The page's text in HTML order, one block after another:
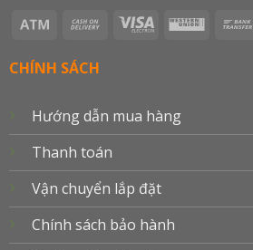
Atm
Cash
Visa
Western
CHÍNH SÁCH
Hướng dẫn mua hàng
Thanh toán
Vận chuyển lắp đặt
Chính sách bảo hành